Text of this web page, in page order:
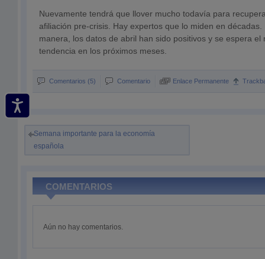
Nuevamente tendrá que llover mucho todavía para
afiliación pre-crisis. Hay expertos que lo miden en
manera, los datos de abril han sido positivos y se espera el
tendencia en los próximos meses.
Comentarios (5) Comentario Enlace Permanente
Semana importante para la economía
española
COMENTARIOS
Aún no hay comentarios.